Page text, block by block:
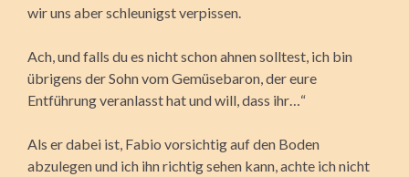
wir uns aber schleunigst verpissen.
Ach, und falls du es nicht schon ahnen solltest, ich bin
übrigens der Sohn vom Gemüsebaron, der eure
Entführung veranlasst hat und will, dass ihr…“
Als er dabei ist, Fabio vorsichtig auf den Boden
abzulegen und ich ihn richtig sehen kann, achte ich nicht